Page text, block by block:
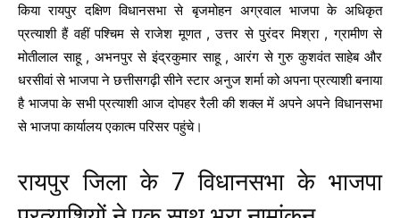
किया रायपुर दक्षिण विधानसभा से बृजमोहन अग्रवाल भाजपा के अधिकृत
प्रत्याशी हैं वहीं पश्चिम से राजेश मूणत , उत्तर से पुरंदर मिश्रा , ग्रामीण से
मोतीलाल साहू , अभनपुर से इंद्रकुमार साहू , आरंग से गुरु कुशवंत साहेब और
धरसीवां से भाजपा ने छत्तीसगढ़ी सीने स्टार अनुज शर्मा को अपना प्रत्याशी बनाया
है भाजपा के सभी प्रत्याशी आज दोपहर रैली की शक्ल में अपने अपने विधानसभा
से भाजपा कार्यालय एकात्म परिसर पहुंचे।
रायपुर जिला के 7 विधानसभा के भाजपा